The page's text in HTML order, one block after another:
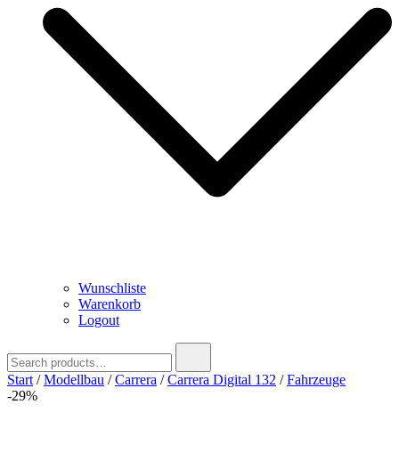
Wunschliste
Warenkorb
Logout
for:
Start /Modellbau /Carrera /Carrera Digital 132 /Fahrzeuge
-29%